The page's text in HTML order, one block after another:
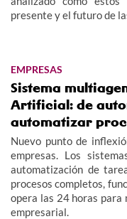
presente y el futuro de
EMPRESAS
Sistema
Artificial: de
automatizar
Nuevo punto de
empresas. Los
automatización de
procesos completos,
opera las 24 horas
empresarial.